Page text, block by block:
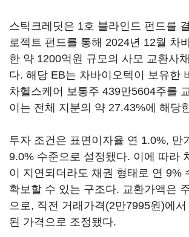
스틱크레딧은 1호 블라인드 펀드를
로젝트 펀드를 통해 2024년 12월 차
한 약 1200억원 규모의 사모 교환사
다. 해당 EB는 차바이오텍이 보유한
차헬스케어 보통주 439만5604주를
이는 전체 지분의 약 27.43%에 해당
투자 조건은 표면이자율 연 1.0%, 만
9.0% 수준으로 설정됐다. 이에 따라
이 지연되더라도 채권 형태로 연 9%
확보할 수 있는 구조다. 교환가액은
으로, 직전 거래가격(2만7995원)에
된 가격으로 조정됐다.